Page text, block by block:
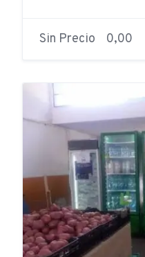
Sin Precio 0,00